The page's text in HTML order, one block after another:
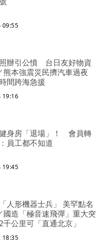
09:55
辦引公憤 台日友好物資
熊本強震災民擠汽車過夜
間跨海急援
19:16
身房「退場」！ 會員轉
員工都不知道
19:45
人形機器士兵」 美罕點名
國造「極音速飛彈」重大突
公里可「直通北京」
18:35